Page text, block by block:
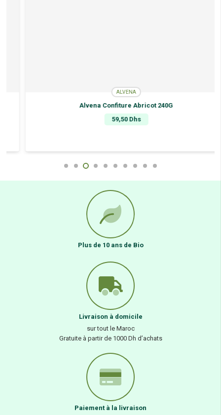
ALVENA
Alvena Confiture Abricot 240G
59,50Dhs
Plus de 10 ans de Bio
Livraison à domicile
sur tout le Maroc
Gratuite à partir de 1000 Dh d’achats
Paiement à la livraison